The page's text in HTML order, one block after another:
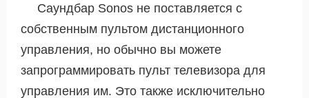
Саундбар Sonos не поставляется с
собственным пультом дистанционного
управления, но обычно вы можете
запрограммировать пульт телевизора для
управления им. Это также исключительно